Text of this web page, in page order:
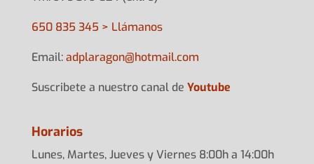
650 835 345 > Llámanos
Email:adplaragon@hotmail.com
Suscribete a nuestro canal de Youtube
Horarios
Lunes, Martes, Jueves y Viernes 8:00h a 14:00h